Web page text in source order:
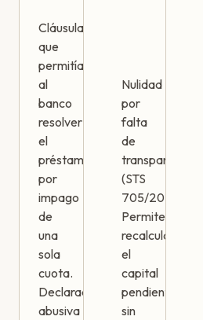
Cláusula
que
permitía
al
banco
resolver
el
préstamo
por
impago
de
una
sola
cuota.
Declarada
abusiva
Nulidad
por
falta
de
transparencia
(STS
705/2015).
Permite
recalcular
el
capital
pendiente
sin